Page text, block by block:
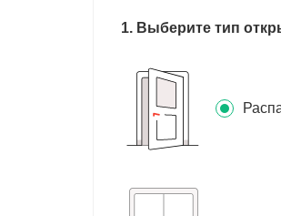
1. Выберите тип